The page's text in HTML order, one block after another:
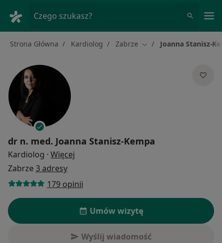
Czego szukasz?
Strona Główna Kardiolog Zabrze Zmień miasto
Joanna Stanisz-
dr n. med. Joanna Stanisz-Kempa
Kardiolog · Więcej
Zabrze 3 adresy
179 opinii
Umów wizytę
Wyślij wiadomość